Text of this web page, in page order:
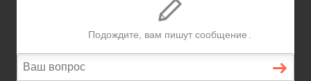
Страховое право